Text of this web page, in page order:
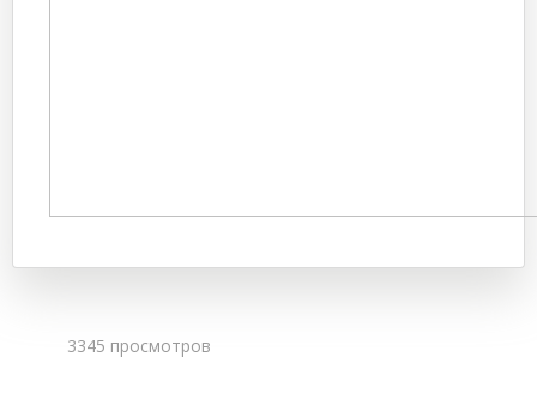
3345 просмотров